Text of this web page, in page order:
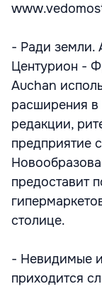
- Ради земли.
Центурион -
Auchan
расширения в
редакции,
предприятие
предоставит
столице.
- Невидимые
приходится